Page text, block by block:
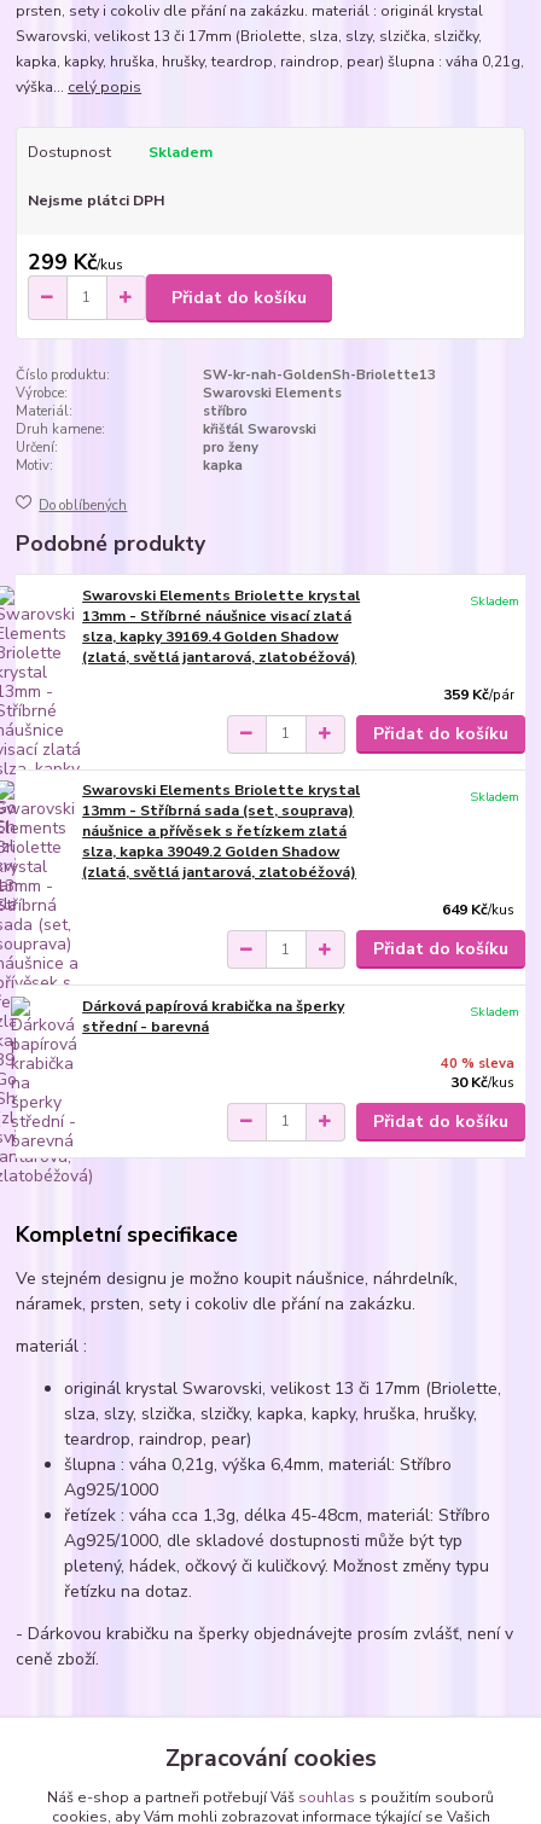
prsten, sety i cokoliv dle přání na zakázku. materiál : originál krystal
Swarovski, velikost 13 či 17mm (Briolette, slza, slzy, slzička, slzičky,
kapka, kapky, hruška, hrušky, teardrop, raindrop, pear) šlupna : váha 0,21g,
výška... celý popis
Dostupnost Skladem
Nejsme plátci DPH
299 Kč/kus
Přidat do košíku
Číslo produktu:
SW-kr-nah-GoldenSh-Briolette13
Výrobce:
Swarovski Elements
Materiál:
stříbro
Druh kamene:
křišťál Swarovski
Určení:
pro ženy
Motiv:
kapka
Do oblíbených
Podobné produkty
Swarovski Elements Briolette krystal
13mm - Stříbrné náušnice visací zlatá
slza, kapky 39169.4 Golden Shadow
(zlatá, světlá jantarová, zlatobéžová)
359 Kč/pár
Skladem
Přidat do košíku
Swarovski Elements Briolette krystal
13mm - Stříbrná sada (set, souprava)
náušnice a přívěsek s řetízkem zlatá
slza, kapka 39049.2 Golden Shadow
(zlatá, světlá jantarová, zlatobéžová)
649 Kč/kus
Skladem
Přidat do košíku
Dárková papírová krabička na šperky
střední - barevná
40 % sleva
30 Kč/kus
Skladem
Přidat do košíku
Kompletní specifikace
Ve stejném designu je možno koupit náušnice, náhrdelník,
náramek, prsten, sety i cokoliv dle přání na zakázku.
materiál :
originál krystal Swarovski, velikost 13 či 17mm (Briolette,
slza, slzy, slzička, slzičky, kapka, kapky, hruška, hrušky,
teardrop, raindrop, pear)
šlupna : váha 0,21g, výška 6,4mm, materiál: Stříbro
Ag925/1000
řetízek : váha cca 1,3g, délka 45-48cm, materiál: Stříbro
Ag925/1000, dle skladové dostupnosti může být typ
pletený, hádek, očkový či kuličkový. Možnost změny typu
řetízku na dotaz.
- Dárkovou krabičku na šperky objednávejte prosím zvlášť, není v
ceně zboží.
Zboží zařazeno v kategoriích
Náhrdelníky
Zpracování cookies
Náš e-shop a partneři potřebují Váš souhlas s použitím souborů
cookies, aby Vám mohli zobrazovat informace týkající se Vašich